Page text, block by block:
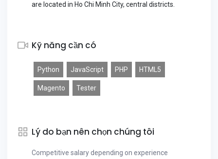
are located in Ho Chi Minh City, central districts.
Kỹ năng cần có
Python JavaScript PHP HTML5
Magento Tester
Lý do bạn nên chọn chúng tôi
Competitive salary depending on experience